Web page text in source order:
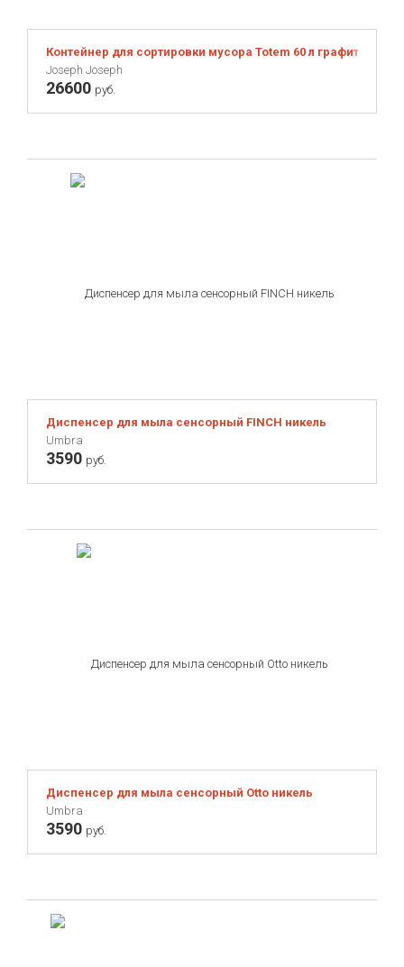
Контейнер для сортировки мусора Totem 60 л графит
Joseph Joseph
26600 руб.
Диспенсер для мыла сенсорный FINCH никель
Umbra
3590 руб.
Диспенсер для мыла сенсорный Otto никель
Umbra
3590 руб.